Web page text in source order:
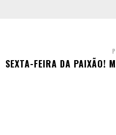
SEXTA-FEIRA DA PAIXÃO!